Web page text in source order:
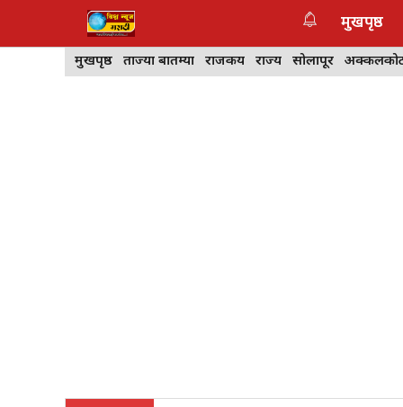
मुखपृष्ठ
मुखपृष्ठ ताज्या बातम्या राजकीय राज्य सोलापूर